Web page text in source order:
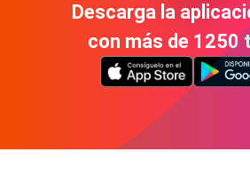
Descarga la
con más de 1250